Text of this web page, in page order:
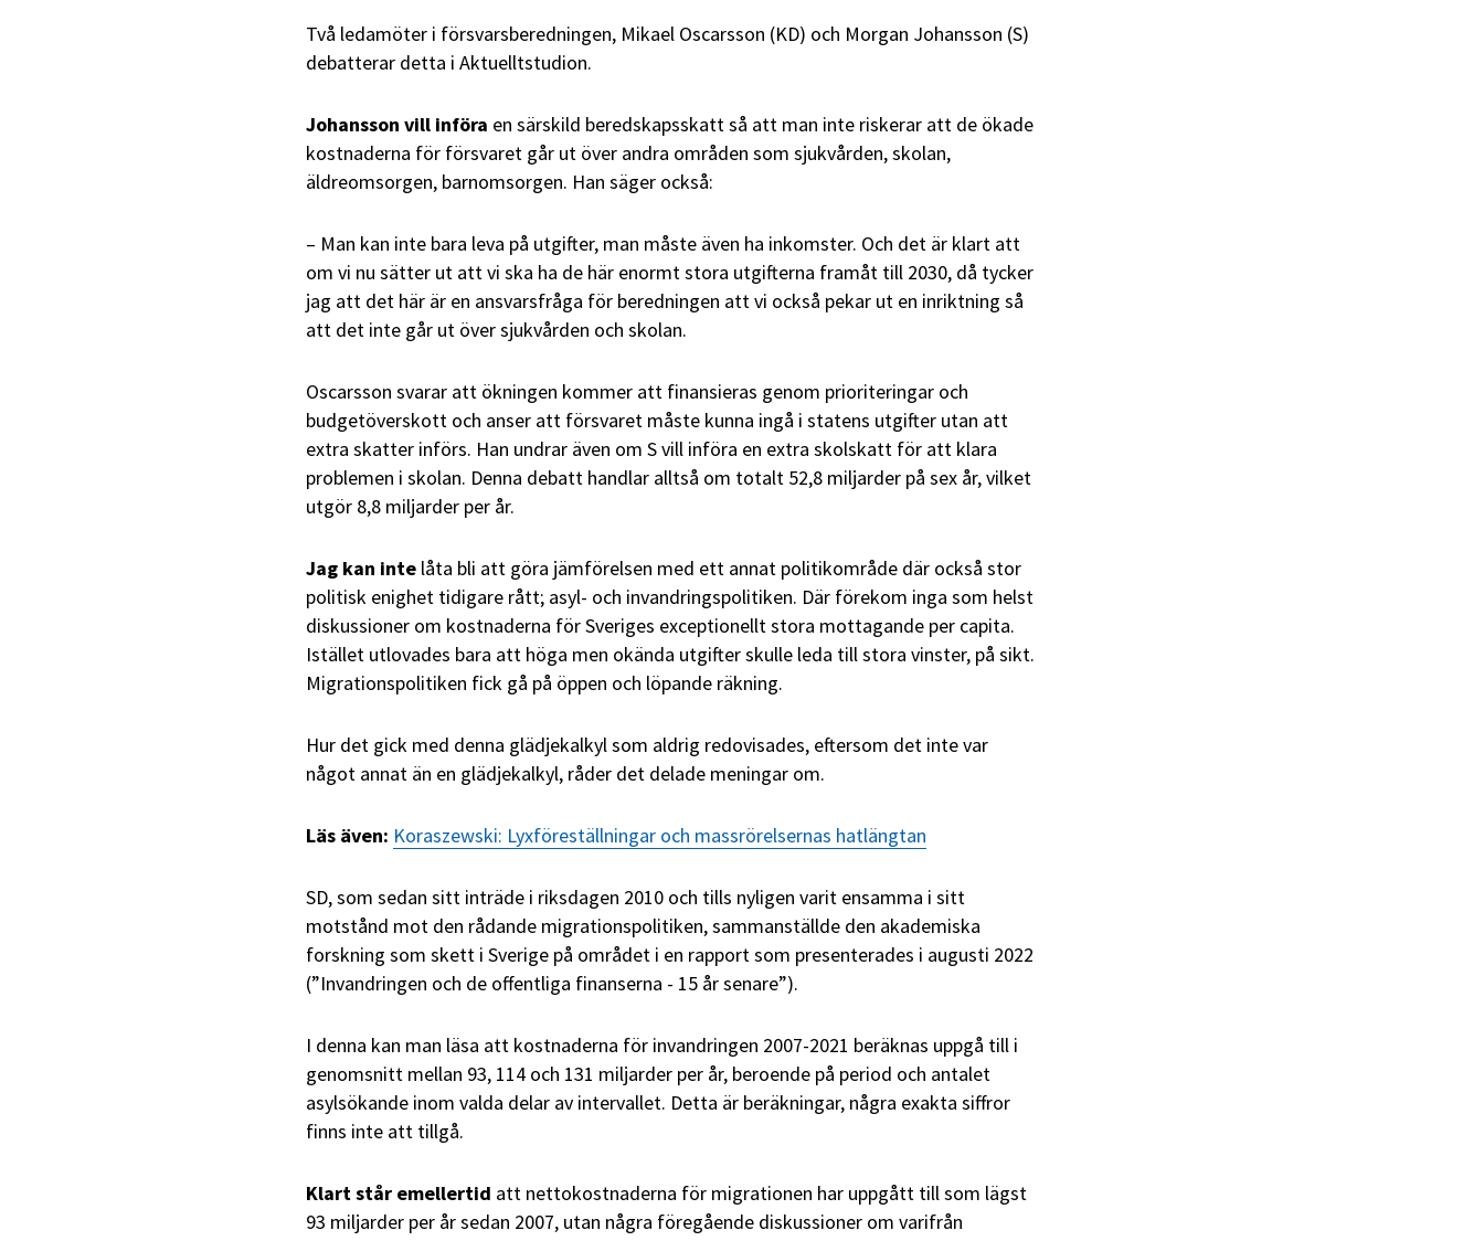
Två ledamöter i försvarsberedningen, Mikael Oscarsson (KD) och Morgan Johansson (S)
debatterar detta i Aktuelltstudion.
Johansson vill införa en särskild beredskapsskatt så att man inte riskerar att de ökade
kostnaderna för försvaret går ut över andra områden som sjukvården, skolan,
äldreomsorgen, barnomsorgen. Han säger också:
– Man kan inte bara leva på utgifter, man måste även ha inkomster. Och det är klart att
om vi nu sätter ut att vi ska ha de här enormt stora utgifterna framåt till 2030, då tycker
jag att det här är en ansvarsfråga för beredningen att vi också pekar ut en inriktning så
att det inte går ut över sjukvården och skolan.
Oscarsson svarar att ökningen kommer att finansieras genom prioriteringar och
budgetöverskott och anser att försvaret måste kunna ingå i statens utgifter utan att
extra skatter införs. Han undrar även om S vill införa en extra skolskatt för att klara
problemen i skolan. Denna debatt handlar alltså om totalt 52,8 miljarder på sex år, vilket
utgör 8,8 miljarder per år.
Jag kan inte låta bli att göra jämförelsen med ett annat politikområde där också stor
politisk enighet tidigare rått; asyl- och invandringspolitiken. Där förekom inga som helst
diskussioner om kostnaderna för Sveriges exceptionellt stora mottagande per capita.
Istället utlovades bara att höga men okända utgifter skulle leda till stora vinster, på sikt.
Migrationspolitiken fick gå på öppen och löpande räkning.
Hur det gick med denna glädjekalkyl som aldrig redovisades, eftersom det inte var
något annat än en glädjekalkyl, råder det delade meningar om.
Läs även: Koraszewski: Lyxföreställningar och massrörelsernas hatlängtan
SD, som sedan sitt inträde i riksdagen 2010 och tills nyligen varit ensamma i sitt
motstånd mot den rådande migrationspolitiken, sammanställde den akademiska
forskning som skett i Sverige på området i en rapport som presenterades i augusti 2022
(”Invandringen och de offentliga finanserna - 15 år senare”).
I denna kan man läsa att kostnaderna för invandringen 2007-2021 beräknas uppgå till i
genomsnitt mellan 93, 114 och 131 miljarder per år, beroende på period och antalet
asylsökande inom valda delar av intervallet. Detta är beräkningar, några exakta siffror
finns inte att tillgå.
Klart står emellertid att nettokostnaderna för migrationen har uppgått till som lägst
93 miljarder per år sedan 2007, utan några föregående diskussioner om varifrån